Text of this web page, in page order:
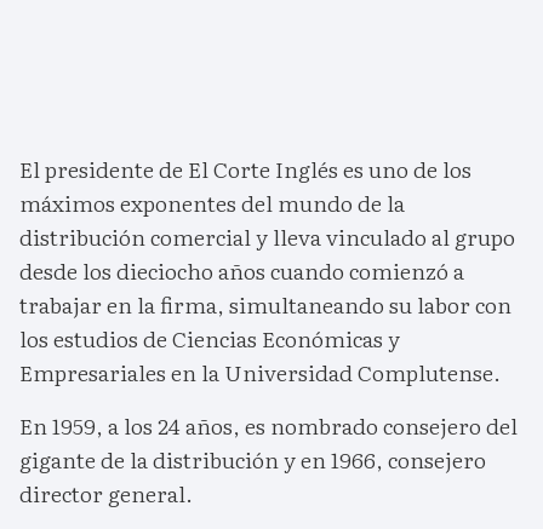
El presidente de El Corte Inglés es uno de los
máximos exponentes del mundo de la
distribución comercial y lleva vinculado al grupo
desde los dieciocho años cuando comienzó a
trabajar en la firma, simultaneando su labor con
los estudios de Ciencias Económicas y
Empresariales en la Universidad Complutense.
En 1959, a los 24 años, es nombrado consejero del
gigante de la distribución y en 1966, consejero
director general.